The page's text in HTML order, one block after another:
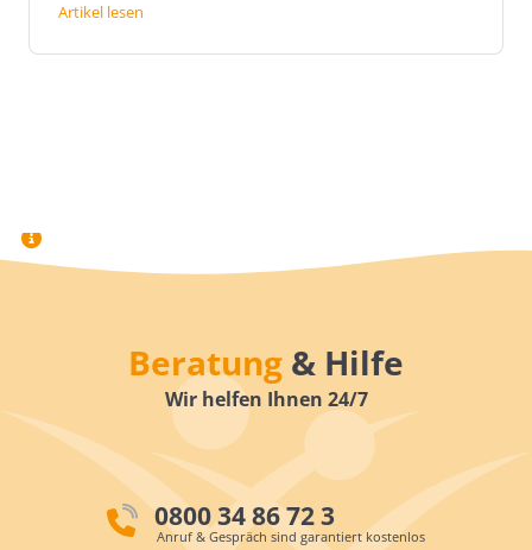
Artikel lesen
Beratung & Hilfe
Wir helfen Ihnen 24/7
0800 34 86 72 3
Anruf & Gespräch sind garantiert kostenlos